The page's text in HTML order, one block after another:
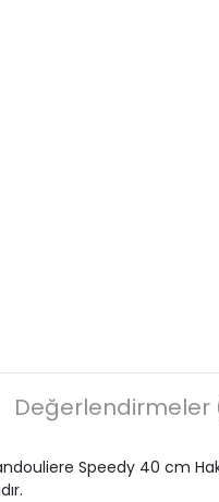
Değerlendirmeler
Speedy 40 cm